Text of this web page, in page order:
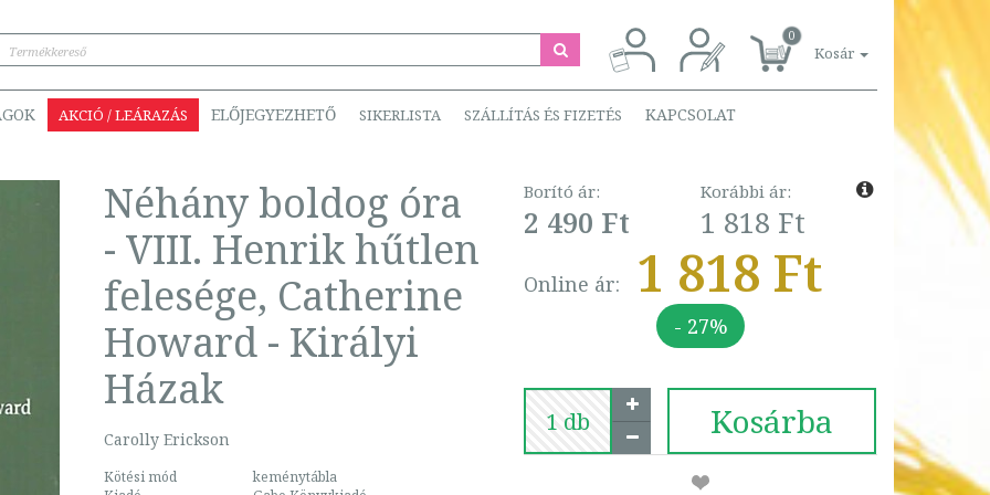
0
Kosár
AKCIÓ / LEÁRAZÁS ELŐJEGYEZHETŐ SIKERLISTA SZÁLLÍTÁS ÉS FIZETÉS KAPCSOLAT
Néhány boldog óra
- VIII. Henrik hűtlen
felesége, Catherine
Howard - Királyi
Házak
Carolly Erickson
Kötési mód
keménytábla
Borító ár:
2 490 Ft
Korábbi ár:
1 818 Ft
Online ár: 1 818 Ft
- 27%
Kosárba